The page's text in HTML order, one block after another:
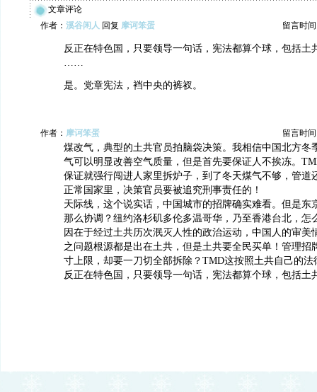
文章评论
作者： 溪谷闲人 回复 摩诃笨蛋 留言时间
反正在特色国，只要领导一句话，宪法都算个球，包括土
……
是。党章宪法，裆中央的裤衩。
作者： 摩诃笨蛋 留言时间
煤改气，典型的土共官员拍脑袋决策。我相信中国北方冬
气可以明显改善空气质量，但是首先要保证人不挨冻。
保证就强行闯进人家里拆炉子，到了冬天煤气不够，管道
正常国家里，决策官员要被追究刑事责任的！
天际线，这个说实话，中国城市的招牌确实难看。但是东
那么协调？纽约洛杉矶多伦多温哥华，乃至香港台北，怎
因在于经过土共历次泯灭人性的政治运动，中国人的审美
之问题根源都是出在土共，但是土共要全民买单！管理招
寸上限，却要一刀切全部拆除？TMD这按照土共自己的法
反正在特色国，只要领导一句话，宪法都算个球，包括土